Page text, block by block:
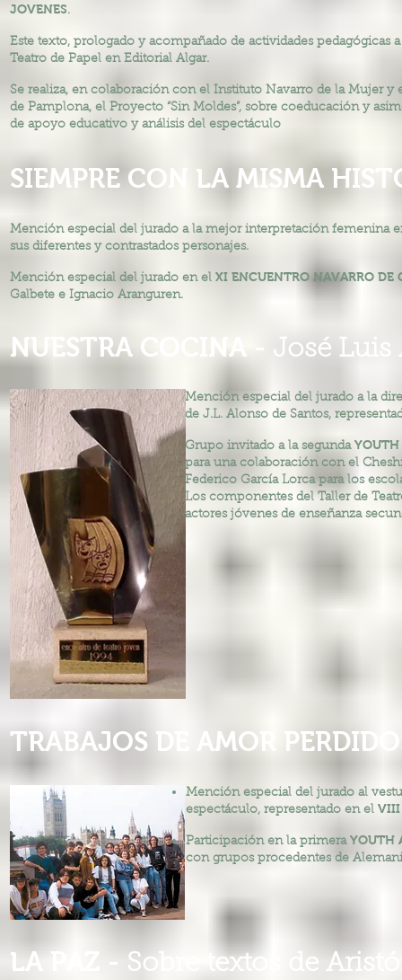
JOVENES.
Este texto, prologado y acompañado de actividades
Teatro de Papel en Editorial Algar.
Se realiza, en colaboración con el Instituto Navarro de la Mujer
de Pamplona, el Proyecto “Sin Moldes”, sobre coeducación y
de apoyo educativo y análisis del espectáculo
SIEMPRE CON LA MISMA
Mención especial del jurado a la mejor interpretación femenina
sus diferentes y contrastados personajes.
Mención especial del jurado en el XI ENCUENTRO NAVARRO DE
Galbete e Ignacio Aranguren.
NUESTRA COCINA - José Luis
Mención especial del jurado a la
de J.L. Alonso de Santos,
Grupo invitado a la segunda YOUTH
para una colaboración con el
Federico García Lorca para los
Los componentes del Taller de
actores jóvenes de enseñanza
TRABAJOS DE AMOR
Mención especial del jurado al
espectáculo, representado en el VIII
Participación en la primera YOUTH
con grupos procedentes de
LA PAZ - Sobre textos de